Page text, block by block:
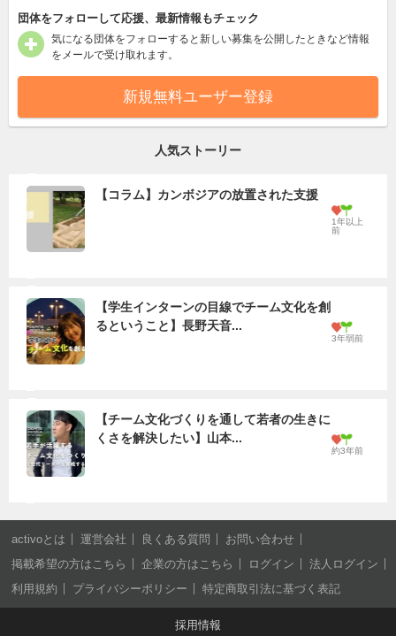
団体をフォローして応援、最新情報もチェック
気になる団体をフォローすると新しい募集を公開したときなど情報
をメールで受け取れます。
新規無料ユーザー登録
人気ストーリー
【コラム】カンボジアの放置された支援
1年以上
前
【学生インターンの目線でチーム文化を創
るということ】長野天音...
3年弱前
【チーム文化づくりを通して若者の生きに
くさを解決したい】山本...
約3年前
activoとは 運営会社 良くある質問
お問い合わせ
掲載希望の方はこちら
企業の方はこちら ログイン
法人ログイン
利用規約
プライバシーポリシー 特定商取引法に基づく表記
採用情報